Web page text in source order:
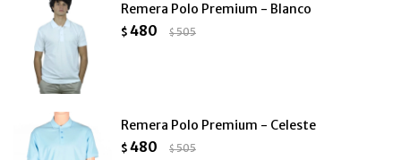
Remera Polo Premium - Blanco
$ 480 $505
Remera Polo Premium - Celeste
$ 480 $505